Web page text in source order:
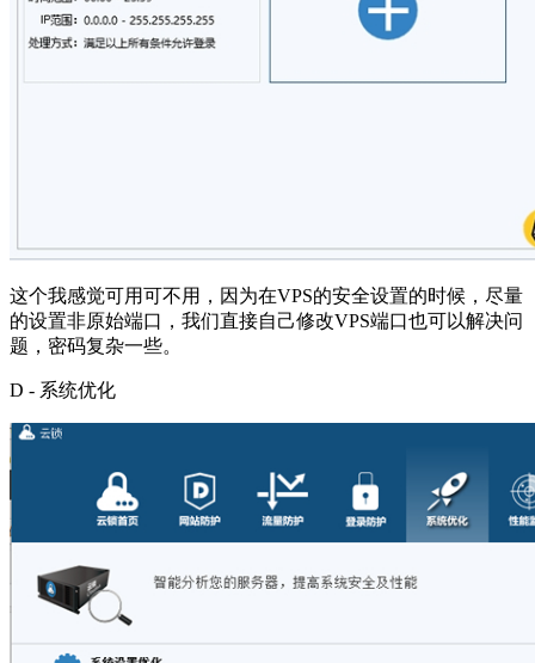
这个我感觉可用可不用，因为在VPS的安全设置的时候，尽量
的设置非原始端口，我们直接自己修改VPS端口也可以解决问
题，密码复杂一些。
D - 系统优化